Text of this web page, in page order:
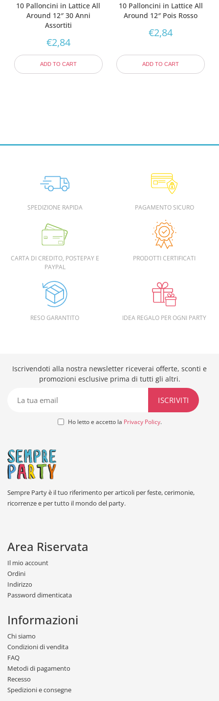
10 Palloncini in Lattice All
Around 12″ 30 Anni
Assortiti
€2,84
ADD TO CART
10 Palloncini in Lattice All
Around 12″ Pois Rosso
€2,84
ADD TO CART
SPEDIZIONE RAPIDA PAGAMENTO SICURO
CARTA DI CREDITO, POSTEPAY E
PAYPAL
PRODOTTI CERTIFICATI
RESO GARANTITO IDEA REGALO PER OGNI PARTY
Iscrivendoti alla nostra newsletter riceverai offerte, sconti e
promozioni esclusive prima di tutti gli altri.
Ho letto e accetto la Privacy Policy.
Sempre Party è il tuo riferimento per articoli per feste, cerimonie,
ricorrenze e per tutto il mondo del party.
Area Riservata
Il mio account
Ordini
Indirizzo
Password dimenticata
Informazioni
Chi siamo
Condizioni di vendita
FAQ
Metodi di pagamento
Recesso
Spedizioni e consegne